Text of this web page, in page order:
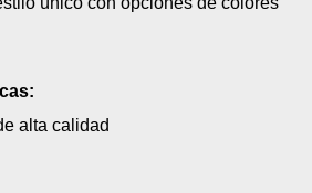
alta calidad